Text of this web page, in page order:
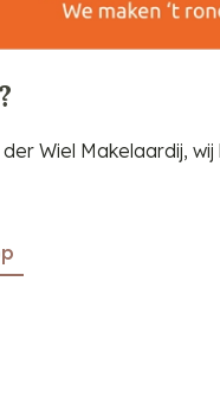
Wiel Makelaardij, wij